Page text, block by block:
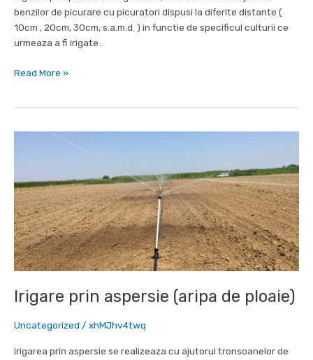
benzilor de picurare cu picuratori dispusi la diferite distante (
10cm , 20cm, 30cm, s.a.m.d. ) in functie de specificul culturii ce
urmeaza a fi irigate .
Irigarea
legumelor
florilor
(
banda
de
picurare
)
Read More »
Irigare prin aspersie (aripa de ploaie)
Uncategorized / xhMJhv4twq
Irigarea prin aspersie se realizeaza cu ajutorul tronsoanelor de